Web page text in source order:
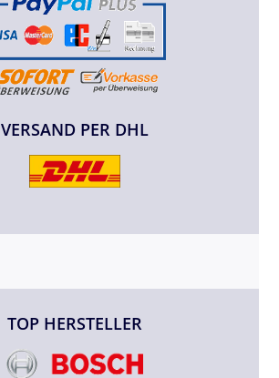
VERSAND PER DHL
TOP HERSTELLER